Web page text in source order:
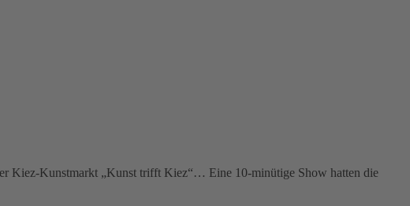
Kiez-Kunstmarkt „Kunst trifft Kiez“… Eine 10-minütige Show hatten die